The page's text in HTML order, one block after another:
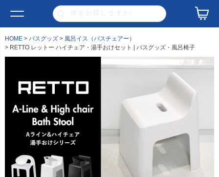
HOME バスグッズ
風呂イス（バスチェアー）
RETTO レットー ハイチェア・湯手おけセット | バスグッズ・風呂椅子